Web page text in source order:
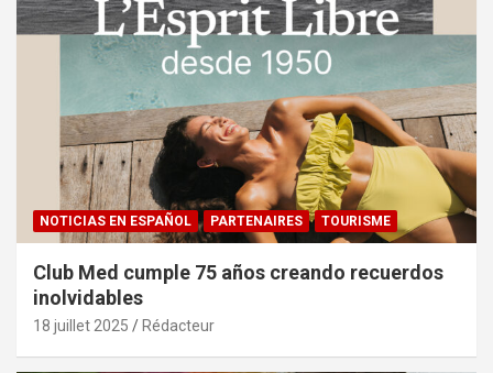
NOTICIAS EN ESPAÑOL PARTENAIRES TOURISME
Club Med cumple 75 años creando recuerdos
inolvidables
18 juillet 2025 Rédacteur